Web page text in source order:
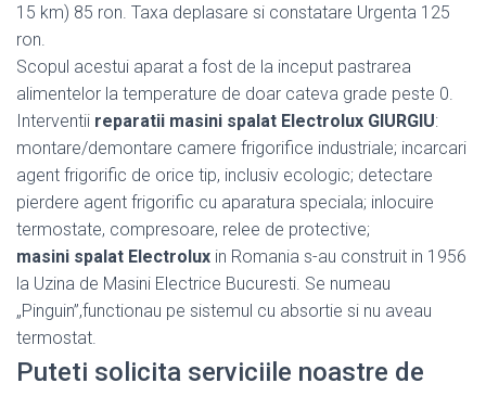
15 km) 85 ron. Taxa deplasare si constatare Urgenta 125
ron.
Scopul acestui aparat a fost de la inceput pastrarea
alimentelor la temperature de doar cateva grade peste 0.
Interventii reparatii masini spalat Electrolux GIURGIU:
montare/demontare camere frigorifice industriale; incarcari
agent frigorific de orice tip, inclusiv ecologic; detectare
pierdere agent frigorific cu aparatura speciala; inlocuire
termostate, compresoare, relee de protective;
masini spalat Electrolux in Romania s-au construit in 1956
la Uzina de Masini Electrice Bucuresti. Se numeau
„Pinguin”,functionau pe sistemul cu absortie si nu aveau
termostat.
Puteti solicita serviciile noastre de